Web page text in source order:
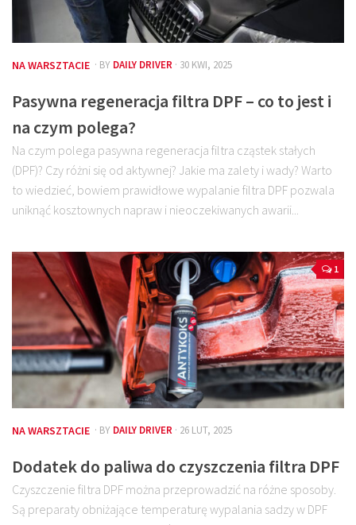
NA WARSZTACIE · BY DAILY DRIVER · 30 KWI, 2025
Pasywna regeneracja filtra DPF – co to jest i
na czym polega?
Na czym polega pasywna regeneracja filtra cząstek stałych
(DPF)? Czy różni się od aktywnej? Jakie ma zalety i wady? Warto
to wiedzieć, bowiem prawidłowe wypalanie filtra DPF pozwala
uniknąć kosztownych napraw i nieoczekiwanych awarii...
1
NA WARSZTACIE · BY DAILY DRIVER · 26 LUT, 2025
Dodatek do paliwa do czyszczenia filtra DPF
Czyszczenie filtra DPF można przeprowadzić na różne sposoby.
Są preparaty obniżające temperaturę wypalania sadzy w DPF